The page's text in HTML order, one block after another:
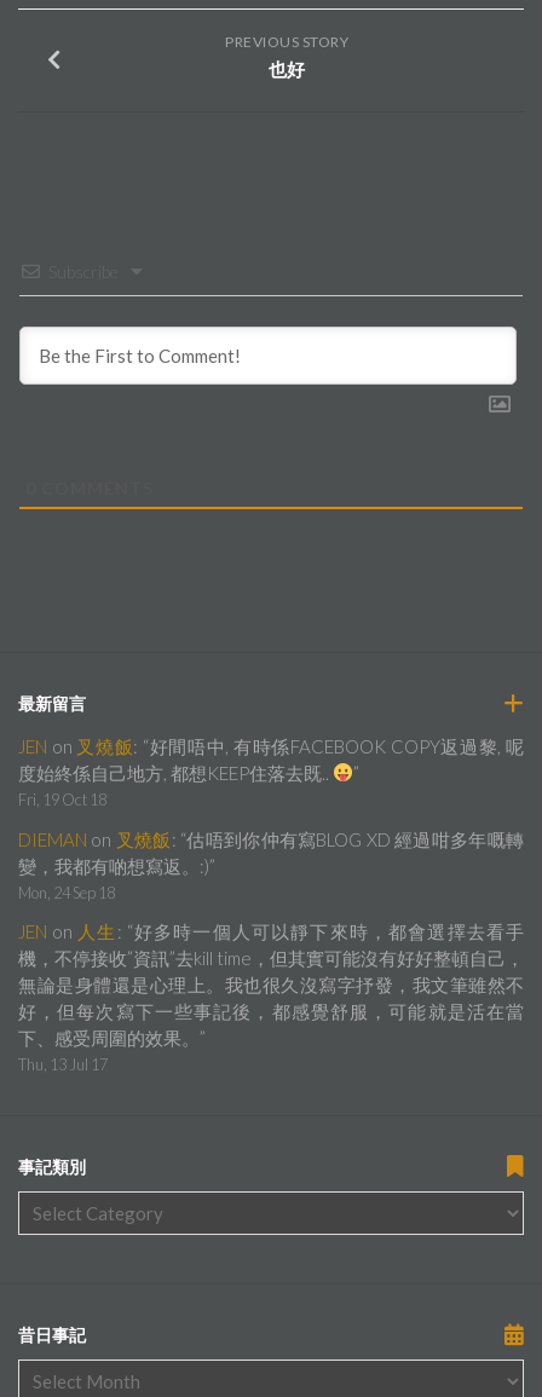
PREVIOUS STORY
也好
最新留言
JEN on 叉燒飯: “好間唔中, 有時係FACEBOOK COPY返過黎, 呢
度始終係自己地方, 都想KEEP住落去既..
”
Fri, 19 Oct 18
DIEMAN on 叉燒飯 : “估唔到你仲有寫BLOG XD 經過咁多年嘅轉
變，我都有啲想寫返。:)”
Mon, 24 Sep 18
JEN on 人生 : “好多時一個人可以靜下來時，都會選擇去看手
機，不停接收”資訊”去kill time，但其實可能沒有好好整頓自己，
無論是身體還是心理上。我也很久沒寫字抒發，我文筆雖然不
好，但每次寫下一些事記後，都感覺舒服，可能就是活在當
下、感受周圍的效果。 ”
Thu, 13 Jul 17
事記類別
昔日事記